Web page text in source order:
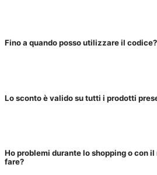
Fino a quando posso utilizzare il codice?
Lo sconto è valido su tutti i prodotti
Ho problemi durante lo shopping o con
fare?